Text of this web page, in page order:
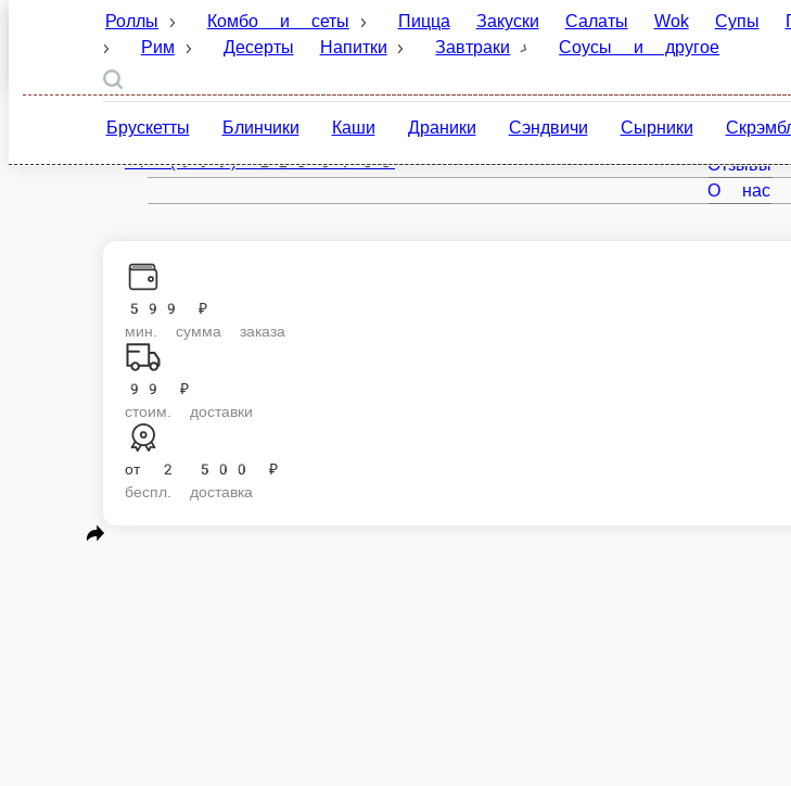
Санкт-Петербург
Настройки
Главная
Отзывы
О нас
599 ₽
мин. сумма заказа
99 ₽
стоим. доставки
от 2 500 ₽
беспл. доставка
Роллы Комбо и сеты Пицца Закуски Салаты Wok Супы Горячее
Десерты
Напитки Завтраки Соусы и другое
Брускетты Блинчики Каши Драники Сэндвичи Сырники Скрэмбл